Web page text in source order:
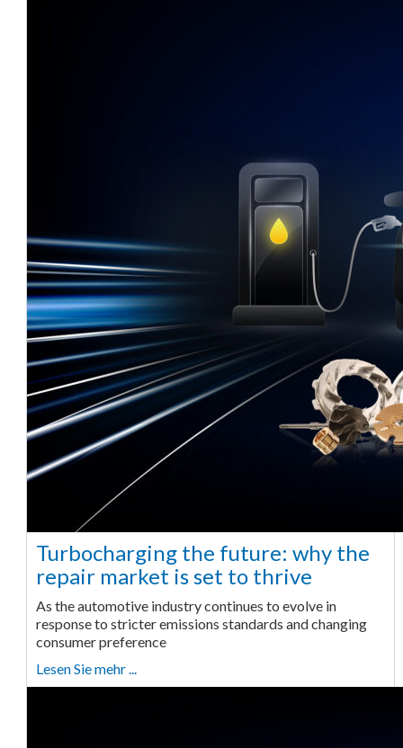
Turbocharging the future: why the
repair market is set to thrive
As the automotive industry continues to evolve in
response to stricter emissions standards and changing
consumer preference
Lesen Sie mehr ...